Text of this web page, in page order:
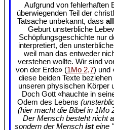
Aufgrund von fehlerhaften
überwiegenden Teil der
Tatsache unbekannt, dass
Geburt unsterbliche
Schöpfungsgeschichte nur
interpretiert, den
weil man das entweder
verstehen wollte. Wir sind
von der Erde» (1Mo 2,7) und
diese beiden Texte
unseren physischen Körper
Doch Gott «hauchte in
Odem des Lebens
(hier macht die Bibel in 1Mo
Der Mensch besteht nicht
sondern der Mensch isteine